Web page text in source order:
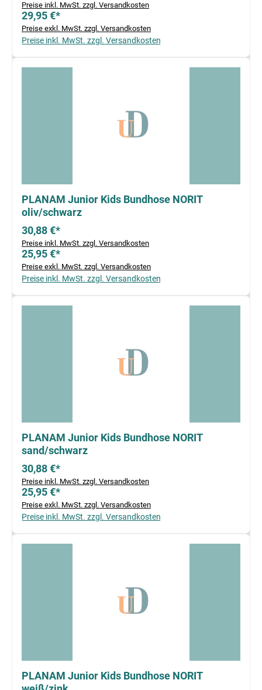
Preise inkl. MwSt. zzgl. Versandkosten
29,95 €*
Preise exkl. MwSt. zzgl. Versandkosten
Preise inkl. MwSt. zzgl. Versandkosten
PLANAM Junior Kids Bundhose NORIT
oliv/schwarz
30,88 €*
Preise inkl. MwSt. zzgl. Versandkosten
25,95 €*
Preise exkl. MwSt. zzgl. Versandkosten
Preise inkl. MwSt. zzgl. Versandkosten
PLANAM Junior Kids Bundhose NORIT
sand/schwarz
30,88 €*
Preise inkl. MwSt. zzgl. Versandkosten
25,95 €*
Preise exkl. MwSt. zzgl. Versandkosten
Preise inkl. MwSt. zzgl. Versandkosten
PLANAM Junior Kids Bundhose NORIT